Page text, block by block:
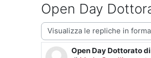
Open Day
Modalità visualizzazione
Open Day Dottorato
Numero di risposte: 0